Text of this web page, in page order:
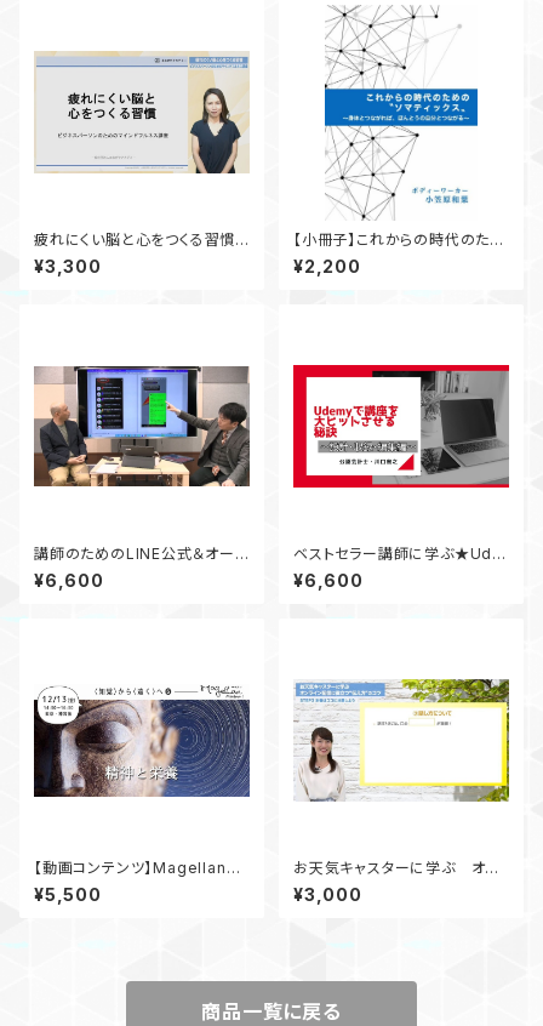
疲れにくい脳と心をつくる習慣
～ビジネスパーソンのためのマ
インドフルネス講座～
¥3,300
【小冊子】これからの時代のため
の”ソマティックス“ ～ 身体とつ
ながれば、ほんとうの自分とつ
ながる ～
¥2,200
講師のためのLINE公式＆オープ
ンチャットの運営方法
¥6,600
ベストセラー講師に学ぶ★Ude
myで講座を大ヒットさせる秘訣
～設計、収録、編集編～
¥6,600
【動画コンテンツ】Magellanミ
ートアップ＃６☆<知覚>から＜
遠く＞へ！ 特別編「精神と栄養」
¥5,500
お天気キャスターに学ぶ オン
ライン配信に役立つ"伝え方"の
コツ（D）
¥3,000
商品一覧に戻る